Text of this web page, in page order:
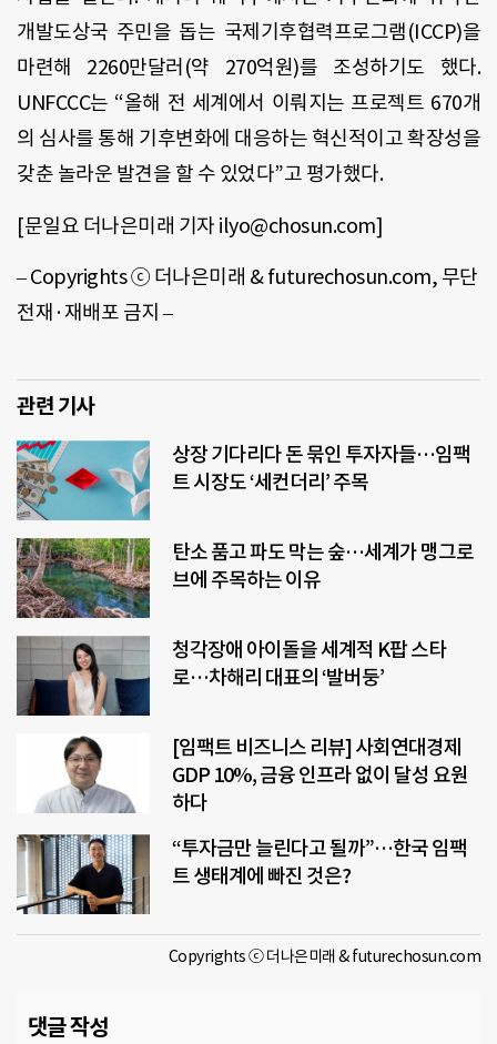
개발도상국 주민을 돕는 국제기후협력프로그램(ICCP)을
마련해 2260만달러(약 270억원)를 조성하기도 했다.
UNFCCC는 “올해 전 세계에서 이뤄지는 프로젝트 670개
의 심사를 통해 기후변화에 대응하는 혁신적이고 확장성을
갖춘 놀라운 발견을 할 수 있었다”고 평가했다.
[문일요 더나은미래 기자 ilyo@chosun.com]
– Copyrights ⓒ 더나은미래 & futurechosun.com, 무단
전재·재배포 금지 –
관련 기사
상장 기다리다 돈 묶인 투자자들…임팩
트 시장도 ‘세컨더리’ 주목
탄소 품고 파도 막는 숲…세계가 맹그로
브에 주목하는 이유
청각장애 아이돌을 세계적 K팝 스타
로…차해리 대표의 ‘발버둥’
[임팩트 비즈니스 리뷰] 사회연대경제
GDP 10%, 금융 인프라 없이 달성 요원
하다
“투자금만 늘린다고 될까”…한국 임팩
트 생태계에 빠진 것은?
Copyrights ⓒ 더나은미래 & futurechosun.com
댓글 작성